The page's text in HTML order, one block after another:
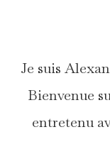
Je suis
Bienvenue
entretenu